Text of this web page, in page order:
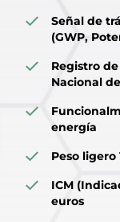
Señal de
(GWP,
Registro
Nacional
energía
Peso ligero
ICM
euros